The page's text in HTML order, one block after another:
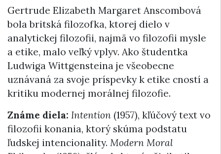
Gertrude Elizabeth Margaret Anscombová
bola britská filozofka, ktorej dielo v
analytickej filozofii, najmä vo filozofii mysle
a etike, malo veľký vplyv. Ako študentka
Ludwiga Wittgensteina je všeobecne
uznávaná za svoje príspevky k etike cností a
kritiku modernej morálnej filozofie.
Známe diela: Intention (1957), kľúčový text vo
filozofii konania, ktorý skúma podstatu
ľudskej intencionality. Modern Moral